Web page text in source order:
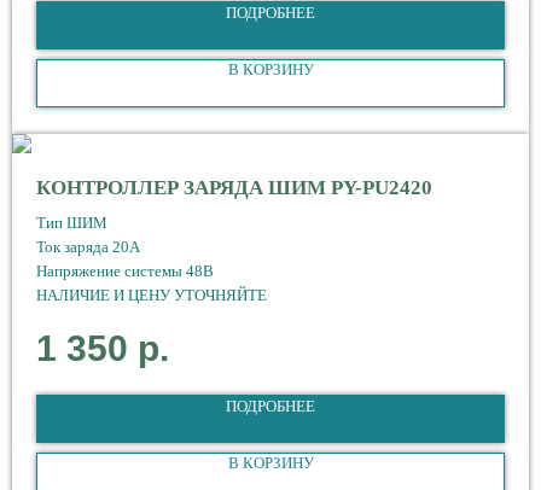
ПОДРОБНЕЕ
В КОРЗИНУ
КОНТРОЛЛЕР ЗАРЯДА ШИМ PY-PU2420
Тип ШИМ
Ток заряда 20А
Напряжение системы 48В
НАЛИЧИЕ И ЦЕНУ УТОЧНЯЙТЕ
1 350 р.
ПОДРОБНЕЕ
В КОРЗИНУ